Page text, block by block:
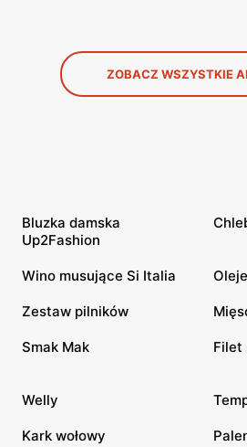
ZOBACZ WSZYSTKIE
Bluzka damska
Up2Fashion
Wino musujące Si Italia
Zestaw pilników
Smak Mak Filet
Welly
Kark wołowy